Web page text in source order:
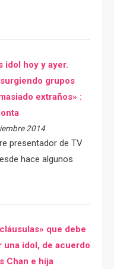
idol hoy y ayer.
grupos
extraños» :
2014
presentador de TV
hace algunos
que debe
una idol, de acuerdo
Chan e hija